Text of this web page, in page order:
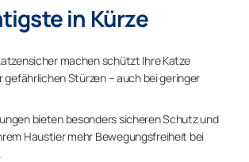
in Kürze
machen schützt Ihre Katze
gefährlichen Stürzen – auch bei geringer
bieten besonders sicheren Schutz und
Haustier mehr Bewegungsfreiheit bei